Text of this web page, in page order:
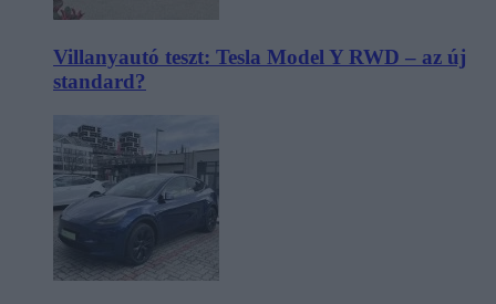
Villanyautó teszt: Tesla Model Y RWD – az új
standard?